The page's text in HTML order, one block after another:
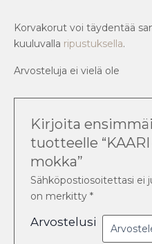
Korvakorut voi täydentää
kuuluvalla ripustuksella.
Arvosteluja ei vielä ole
Kirjoita
tuotteelle
mokka”
Sähköpostiosoitettasi ei
on merkitty*
Arvostelusi